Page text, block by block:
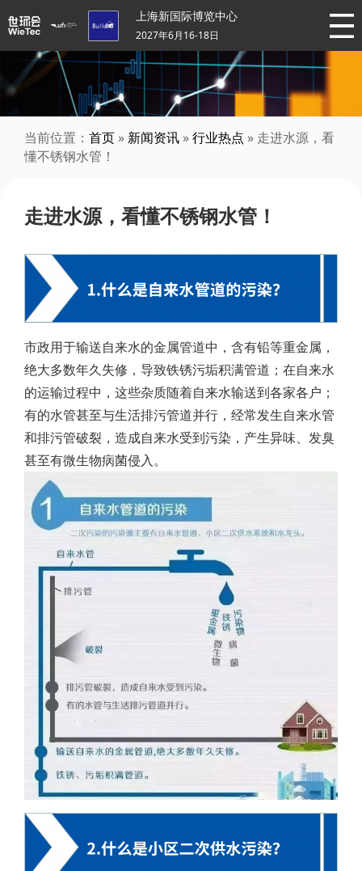
上海新国际博览中心
2027年6月16-18日
当前位置： 首页 » 新闻资讯 »行业热点 » 走进水源，看
懂不锈钢水管！
走进水源，看懂不锈钢水管！
市政用于输送自来水的金属管道中，含有铅等重金属，
绝大多数年久失修，导致铁锈污垢积满管道；在自来水
的运输过程中，这些杂质随着自来水输送到各家各户；
有的水管甚至与生活排污管道并行，经常发生自来水管
和排污管破裂，造成自来水受到污染，产生异味、发臭
甚至有微生物病菌侵入。